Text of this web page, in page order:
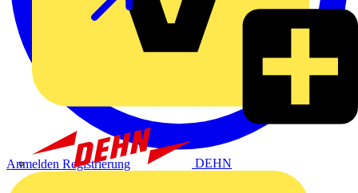
DEHN
Anmelden Registrierung